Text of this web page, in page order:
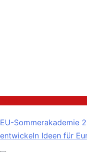
EU-Sommerakademie
entwickeln Ideen für